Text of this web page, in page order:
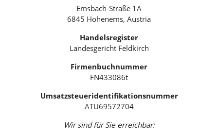
Emsbach-Straße 1A
6845 Hohenems, Austria
Handelsregister
Landesgericht Feldkirch
Firmenbuchnummer
FN433086t
Umsatzsteueridentifikationsnummer
ATU69572704
Wir sind für Sie erreichbar: